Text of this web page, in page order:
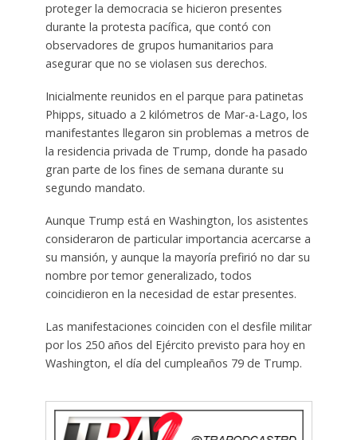
proteger la democracia se hicieron presentes
durante la protesta pacífica, que contó con
observadores de grupos humanitarios para
asegurar que no se violasen sus derechos.
Inicialmente reunidos en el parque para patinetas
Phipps, situado a 2 kilómetros de Mar-a-Lago, los
manifestantes llegaron sin problemas a metros de
la residencia privada de Trump, donde ha pasado
gran parte de los fines de semana durante su
segundo mandato.
Aunque Trump está en Washington, los asistentes
consideraron de particular importancia acercarse a
su mansión, y aunque la mayoría prefirió no dar su
nombre por temor generalizado, todos
coincidieron en la necesidad de estar presentes.
Las manifestaciones coinciden con el desfile militar
por los 250 años del Ejército previsto para hoy en
Washington, el día del cumpleaños 79 de Trump.